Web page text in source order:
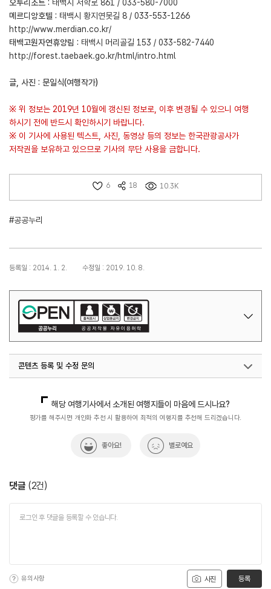
오투리조트 : 태백시 서학로 861 / 033-580-7000
메르디앙호텔 : 태백시 황지연못길 8 / 033-553-1266
http://www.merdian.co.kr/
태백고원자연휴양림 : 태백시 머리골길 153 / 033-582-7440
http://forest.taebaek.go.kr/html/intro.html
글, 사진 : 문일식(여행작가)
※ 위 정보는 2019년 10월에 갱신된 정보로, 이후 변경될 수 있으니 여행
하시기 전에 반드시 확인하시기 바랍니다.
※ 이 기사에 사용된 텍스트, 사진, 동영상 등의 정보는 한국관광공사가
저작권을 보유하고 있으므로 기사의 무단 사용을 금합니다.
6 18 10.3K
#공공누리
등록일 : 2014. 1. 2. 수정일 : 2019. 10. 8.
콘텐츠 등록 및 수정 문의
해당 여행기사에서 소개된 여행지들이 마음에 드시나요?
평가를 해주시면 개인화 추천 시 활용하여 최적의 여행지를 추천해 드리겠습니다.
좋아요! 별로예요
댓글 (2건)
사진
유의사항 등록